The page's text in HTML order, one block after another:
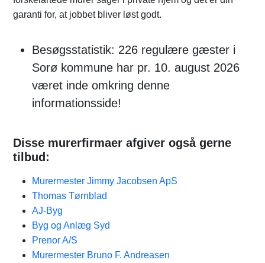
garanti for, at jobbet bliver løst godt.
Besøgsstatistik: 226 regulære gæster i
Sorø kommune har pr. 10. august 2026
været inde omkring denne
informationsside!
Disse murerfirmaer afgiver også gerne
tilbud:
Murermester Jimmy Jacobsen ApS
Thomas Tørnblad
AJ-Byg
Byg og Anlæg Syd​
Prenor A/S
Murermester Bruno F. Andreasen